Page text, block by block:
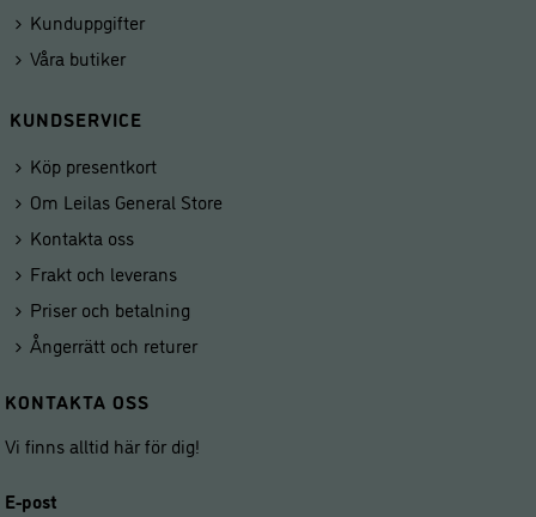
Kunduppgifter
Våra butiker
KUNDSERVICE
Köp presentkort
Om Leilas General Store
Kontakta oss
Frakt och leverans
Priser och betalning
Ångerrätt och returer
KONTAKTA OSS
Vi finns alltid här för dig!
E-post